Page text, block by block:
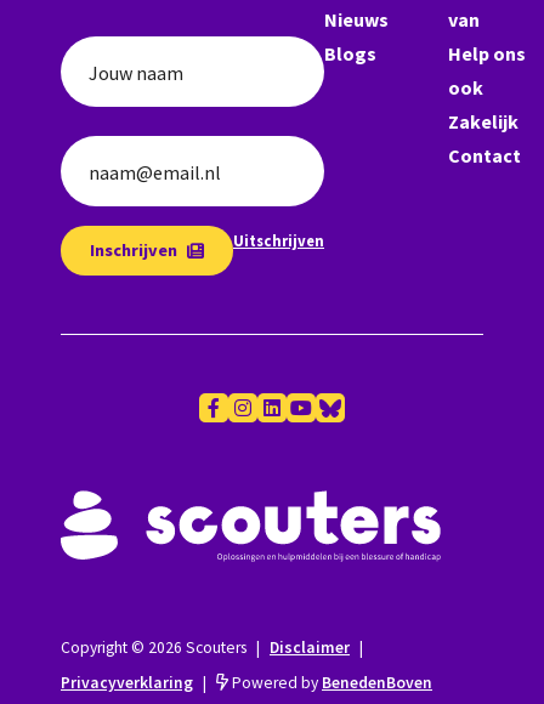
Jouw naam
naam@email.nl
Inschrijven Uitschrijven
Nieuws
Blogs
van
Help ons
ook
Zakelijk
Contact
Copyright © 2026 Scouters | Disclaimer |
Privacyverklaring | Powered by BenedenBoven